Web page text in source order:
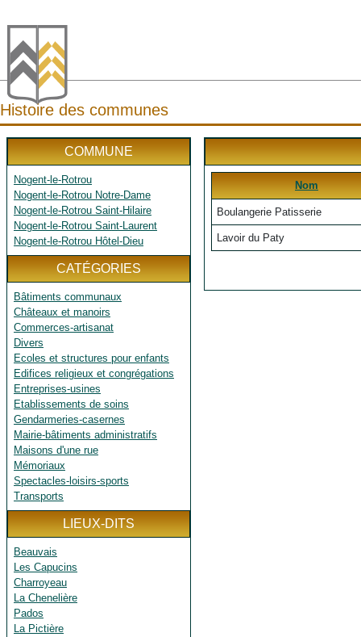
Histoire des communes
COMMUNE
Nogent-le-Rotrou
Nogent-le-Rotrou Notre-Dame
Nogent-le-Rotrou Saint-Hilaire
Nogent-le-Rotrou Saint-Laurent
Nogent-le-Rotrou Hôtel-Dieu
CATÉGORIES
Bâtiments communaux
Châteaux et manoirs
Commerces-artisanat
Divers
Ecoles et structures pour enfants
Edifices religieux et congrégations
Entreprises-usines
Etablissements de soins
Gendarmeries-casernes
Mairie-bâtiments administratifs
Maisons d'une rue
Mémoriaux
Spectacles-loisirs-sports
Transports
LIEUX-DITS
Beauvais
Les Capucins
Charroyeau
La Chenelière
Pados
La Pictière
Nom
Boulangerie Patisserie
Lavoir du Paty